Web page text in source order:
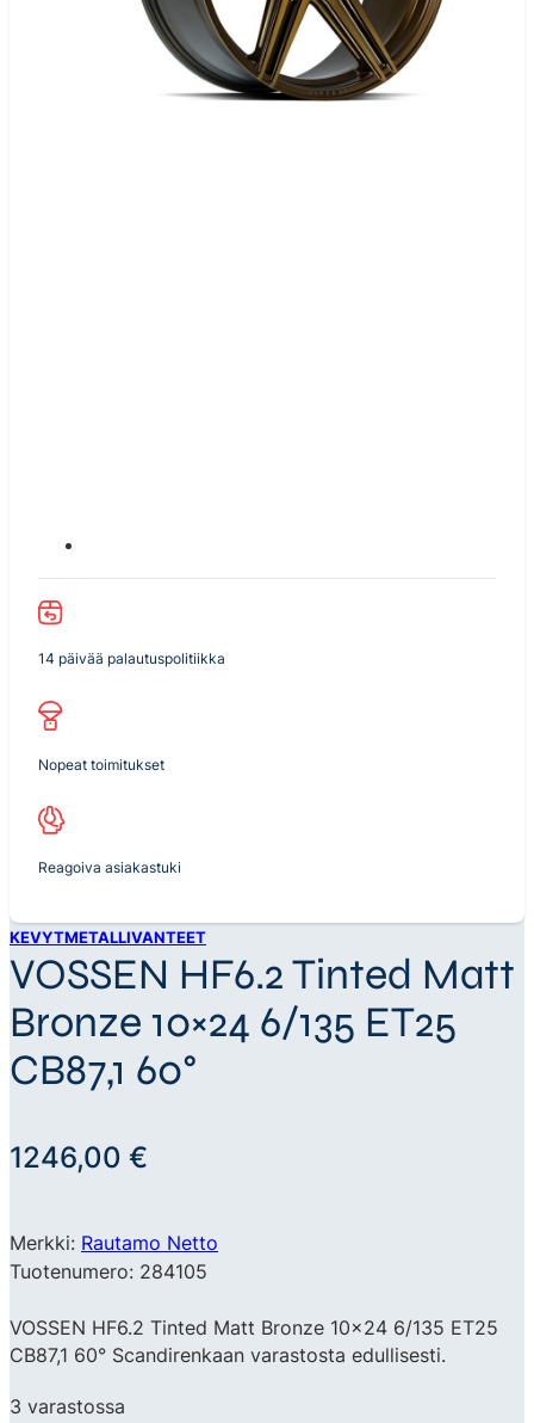
14 päivää palautuspolitiikka
Nopeat toimitukset
Reagoiva asiakastuki
KEVYTMETALLIVANTEET
VOSSEN HF6.2 Tinted Matt
Bronze 10×24 6/135 ET25
CB87,1 60°
1246,00 €
Merkki: Rautamo Netto
Tuotenumero: 284105
VOSSEN HF6.2 Tinted Matt Bronze 10×24 6/135 ET25
CB87,1 60° Scandirenkaan varastosta edullisesti.
3 varastossa